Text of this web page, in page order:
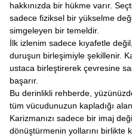
hakkınızda bir hükme varır.
sadece fiziksel bir yükselme
simgeleyen bir temeldir.
İlk izlenim sadece kıyafetle
duruşun birleşimiyle şekillenir.
ustaca birleştirerek çevresine
başarır.
Bu derinlikli rehberde,
tüm vücudunuzun kapladığı
Karizmanızı sadece bir imaj
dönüştürmenin yollarını birlikte